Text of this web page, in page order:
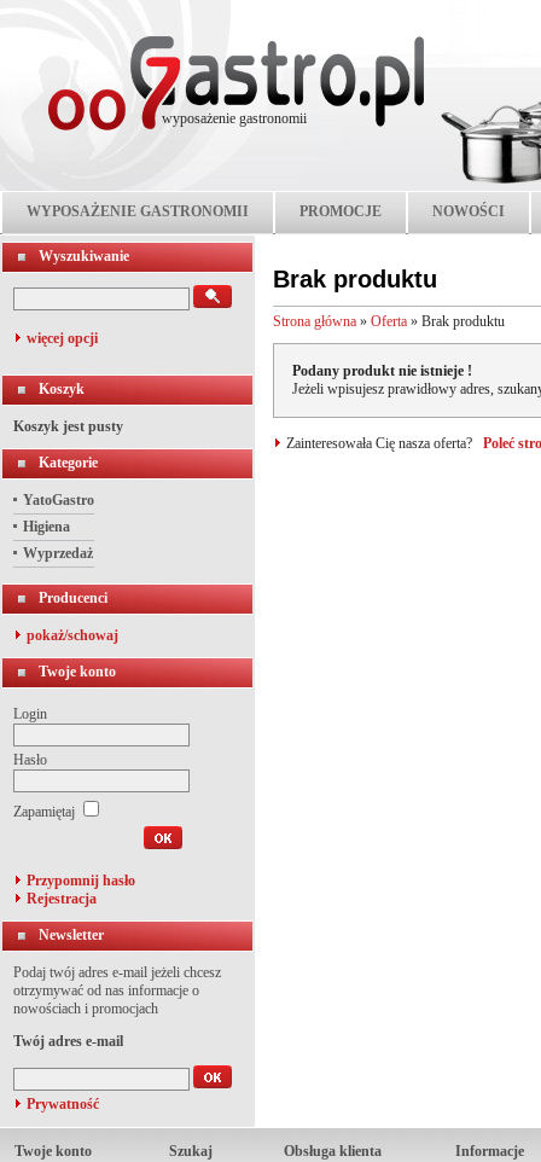
wyposażenie gastronomii
WYPOSAŻENIE GASTRONOMII PROMOCJE NOWOŚCI
Wyszukiwanie
więcej opcji
Koszyk
Koszyk jest pusty
Kategorie
YatoGastro
Higiena
Wyprzedaż
Producenci
pokaż/schowaj
Twoje konto
Login
Hasło
Zapamiętaj
Przypomnij hasło
Rejestracja
Newsletter
Podaj twój adres e-mail jeżeli chcesz
otrzymywać od nas informacje o
nowościach i promocjach
Twój adres e-mail
Prywatność
Brak produktu
Strona główna » Oferta » Brak produktu
Podany produkt nie istnieje !
Jeżeli wpisujesz prawidłowy adres,
Zainteresowała Cię nasza oferta? Poleć
Twoje konto
Szukaj
Obsługa klienta
Informacje